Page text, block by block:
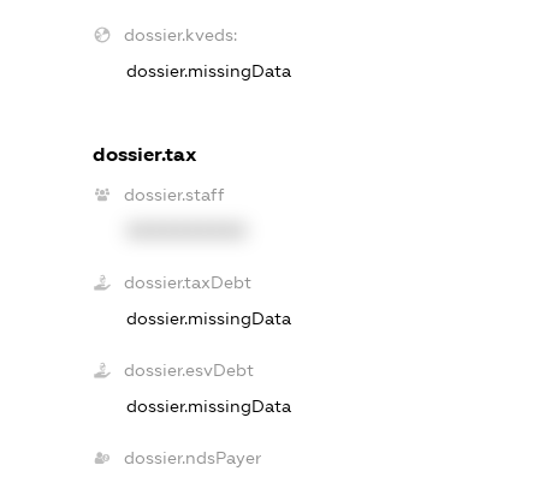
dossier.kveds:
dossier.missingData
dossier.tax
dossier.staff
dossier.taxDebt
dossier.missingData
dossier.esvDebt
dossier.missingData
dossier.ndsPayer